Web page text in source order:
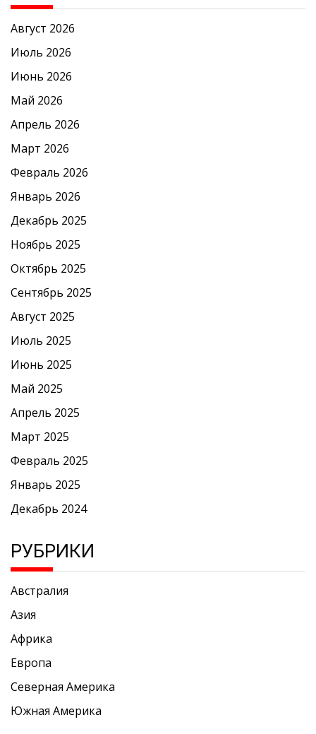
Август 2026
Июль 2026
Июнь 2026
Май 2026
Апрель 2026
Март 2026
Февраль 2026
Январь 2026
Декабрь 2025
Ноябрь 2025
Октябрь 2025
Сентябрь 2025
Август 2025
Июль 2025
Июнь 2025
Май 2025
Апрель 2025
Март 2025
Февраль 2025
Январь 2025
Декабрь 2024
РУБРИКИ
Австралия
Азия
Африка
Европа
Северная Америка
Южная Америка